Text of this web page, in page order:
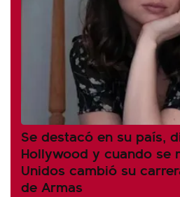
Se destacó en su país,
Hollywood y cuando se
Unidos cambió su
de Armas